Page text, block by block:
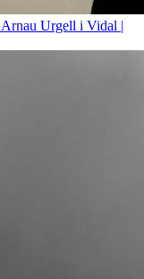
Arnau Urgell i Vidal |